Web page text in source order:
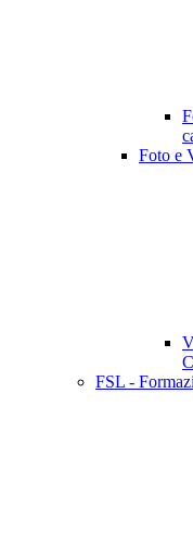
Foto e
FSL -